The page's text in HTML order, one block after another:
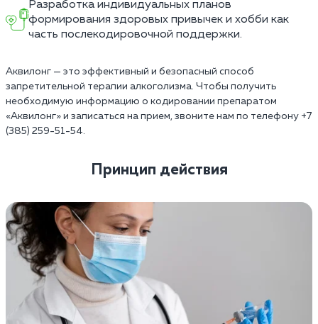
Разработка индивидуальных планов
формирования здоровых привычек и хобби как
часть послекодировочной поддержки.
Аквилонг — это эффективный и безопасный способ
запретительной терапии алкоголизма. Чтобы получить
необходимую информацию о кодировании препаратом
«Аквилонг» и записаться на прием, звоните нам по телефону +7
(385) 259-51-54.
Принцип действия